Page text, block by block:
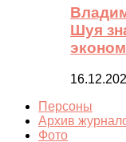
Шуя
Персоны
Архив
Фото